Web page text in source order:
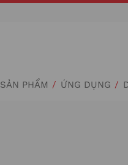
SẢN PHẨM ỨNG DỤNG